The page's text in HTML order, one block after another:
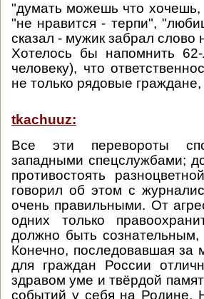
"думать можешь что хочешь,
"не нравится - терпи",
сказал - мужик забрал слово
Хотелось бы напомнить
человеку), что
не только рядовые
tkachuuz:
Все эти перевороты
западными спецслужбами;
противостоять
говорил об этом с
очень правильными. От
одних только
должно быть
Конечно, последовавшая за
для граждан России
здравом уме и твёрдой
событий у себя на Родине.